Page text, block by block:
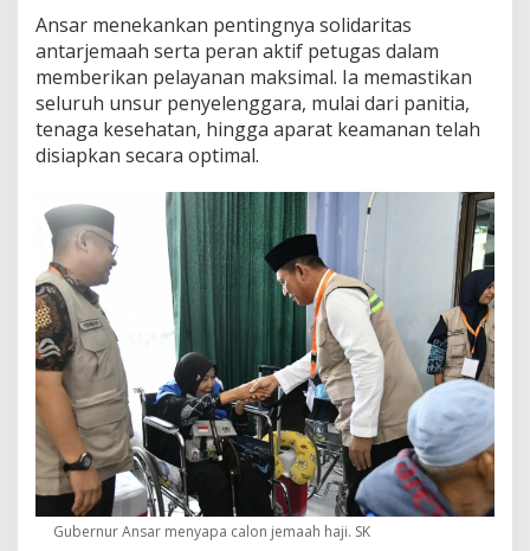
Ansar menekankan pentingnya solidaritas
antarjemaah serta peran aktif petugas dalam
memberikan pelayanan maksimal. Ia memastikan
seluruh unsur penyelenggara, mulai dari panitia,
tenaga kesehatan, hingga aparat keamanan telah
disiapkan secara optimal.
Gubernur Ansar menyapa calon jemaah haji. SK